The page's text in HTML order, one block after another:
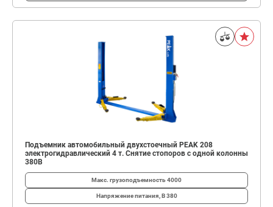
Подъемник автомобильный двухстоечный PEAK 208
электрогидравлический 4 т. Снятие стопоров с одной колонны
380В
Макс. грузоподъемность4000
Напряжение питания, В380